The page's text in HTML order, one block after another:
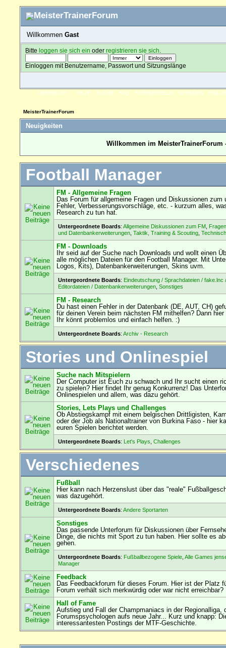
Willkommen Gast
Bitteloggen sie sich ein oderregistrieren sie sich
Einloggen mit Benutzername, Passwort und Sitzungslänge
ÜBERSICHT HILFE SUCHE FAQ FORENREGELN SPENDEN
MeisterTrainerForum
Neuigkeiten
Willkommen im
Football Manager
FM - Allgemeine Fragen
Das Forum für allgemeine Fragen und Diskussionen zum
Fehler, Verbesserungsvorschläge, etc. - kurzum alles,
Research zu tun hat.
Untergeordnete Boards: Allgemeine Diskussionen zum FM,
und Datenbankerweiterungen, Taktik, Training & Scouting,
FM - Downloads
Ihr seid auf der Suche nach Downloads und wollt einen
alle möglichen Dateien für den Football Manager. Mit
Logos, Kits), Datenbankerweiterungen, Skins uvm.
Untergeordnete Boards: Eindeutschung / Sprachdateien / fake.lnc
Editordateien / Datenbankerweiterungen, Sonstiges
FM - Research
Du hast einen Fehler in der Datenbank (DE, AUT, CH)
für deinen Verein beim nächsten FM mithelfen? Dann
Ihr könnt problemlos und einfach helfen. :)
Untergeordnete Boards: Archiv - Research
Stories und Onlinespiel
Suche nach Mitspielern
Der Computer ist Euch zu schwach und Ihr sucht einen
zu spielen? Hier findet Ihr genug Konkurrenz! Das
Onlinespielen und allem, was dazu gehört.
Stories, Lets Plays und Challenges
Ob Abstiegskampf mit einem belgischen Drittligisten,
oder der Job als Nationaltrainer von Burkina Faso - hier
euren Spielen berichtet werden.
Untergeordnete Boards: Let's Plays Challenges
Verschiedenes
Fußball
Hier kann nach Herzenslust über das "reale"
was dazugehört.
Untergeordnete Boards: Andere Sportarten
Sonstiges
Das passende Unterforum für Diskussionen über
Dinge, die nichts mit Sport zu tun haben. Hier sollte es
gehen.
Untergeordnete Boards: Fußballbezogene Spiele, Alle Games
Manager
Feedback
Das Feedbackforum für dieses Forum. Hier ist der Platz
Forum verhält sich merkwürdig oder war nicht
Hall of Fame
Aufstieg und Fall der Champmaniacs in der Regionalliga,
Forumspsychologen aufs neue Jahr... Kurz und knapp:
interessantesten Postings der MTF-Geschichte.